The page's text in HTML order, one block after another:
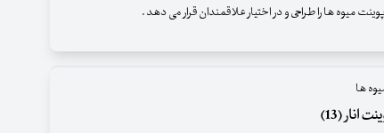
میوه ها را طراحی و در اختیار علاقمندان قرار می دهد .
ها
انار (13)